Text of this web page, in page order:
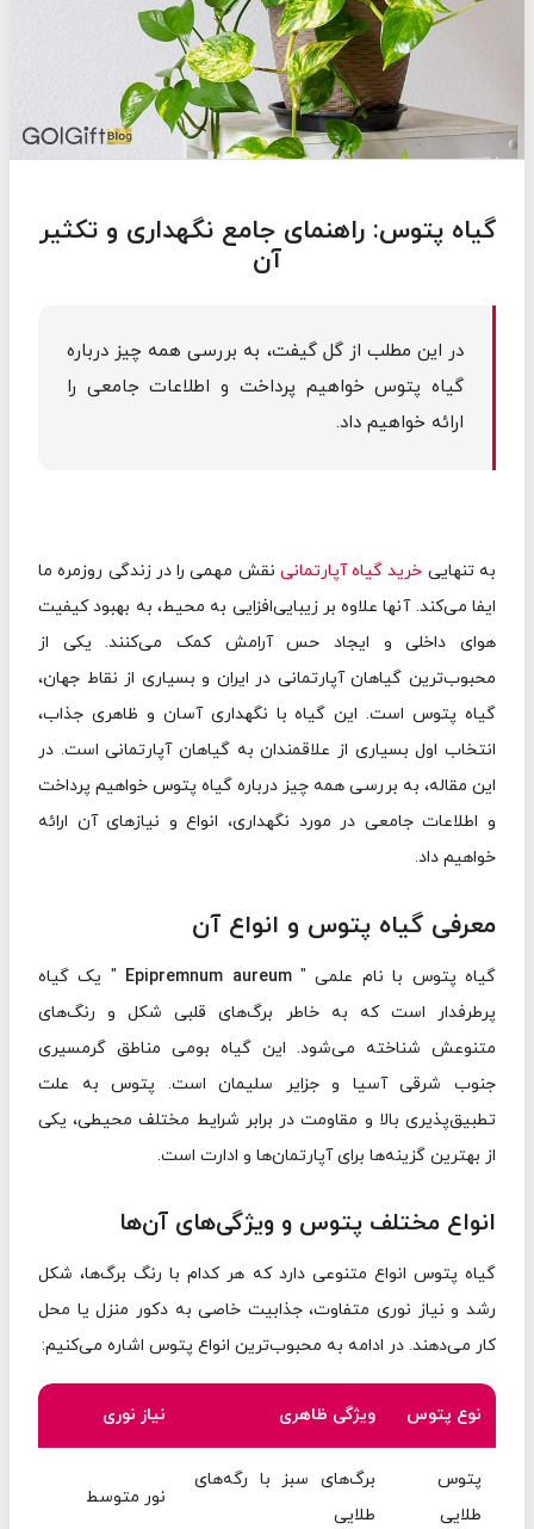
گیاه پتوس: راهنمای جامع نگهداری و تکثیر
آن
در این مطلب از گل گیفت، به بررسی همه چیز درباره
گیاه پتوس خواهیم پرداخت و اطلاعات جامعی را
ارائه خواهیم داد.
به تنهایی خرید گیاه آپارتمانی نقش مهمی را در زندگی روزمره ما
ایفا می‌کند. آنها علاوه بر زیبایی‌افزایی به محیط، به بهبود کیفیت
هوای داخلی و ایجاد حس آرامش کمک می‌کنند. یکی از
محبوب‌ترین گیاهان آپارتمانی در ایران و بسیاری از نقاط جهان،
گیاه پتوس است. این گیاه با نگهداری آسان و ظاهری جذاب،
انتخاب اول بسیاری از علاقمندان به گیاهان آپارتمانی است. در
این مقاله، به بررسی همه چیز درباره گیاه پتوس خواهیم پرداخت
و اطلاعات جامعی در مورد نگهداری، انواع و نیازهای آن ارائه
خواهیم داد.
معرفی گیاه پتوس و انواع آن
گیاه پتوس با نام علمی "Epipremnum aureum " یک گیاه
پرطرفدار است که به خاطر برگ‌های قلبی شکل و رنگ‌های
متنوعش شناخته می‌شود. این گیاه بومی مناطق گرمسیری
جنوب شرقی آسیا و جزایر سلیمان است. پتوس به علت
تطبیق‌پذیری بالا و مقاومت در برابر شرایط مختلف محیطی، یکی
از بهترین گزینه‌ها برای آپارتمان‌ها و ادارت است.
انواع مختلف پتوس و ویژگی‌های آن‌ها
گیاه پتوس انواع متنوعی دارد که هر کدام با رنگ برگ‌ها، شکل
رشد و نیاز نوری متفاوت، جذابیت خاصی به دکور منزل یا محل
کار می‌دهند. در ادامه به محبوب‌ترین انواع پتوس اشاره می‌کنیم:
نوع پتوس ویژگی ظاهری نیاز نوری
پتوس
طلایی
برگ‌های سبز با رگه‌های
طلایی
نور متوسط